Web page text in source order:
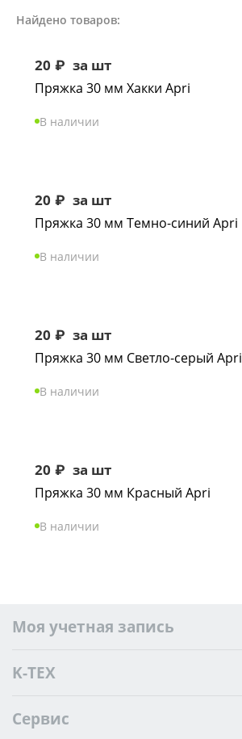
Найдено товаров:
20 ₽ за шт
Пряжка 30 мм Хакки Apri
В наличии
20 ₽ за шт
Пряжка 30 мм Темно-синий Apri
В наличии
20 ₽ за шт
Пряжка 30 мм Светло-серый Apri
В наличии
20 ₽ за шт
Пряжка 30 мм Красный Apri
В наличии
Моя учетная запись
K-TEX
Сервис